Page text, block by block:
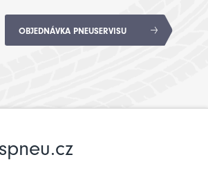
OBJEDNÁVKA PNEUSERVISU